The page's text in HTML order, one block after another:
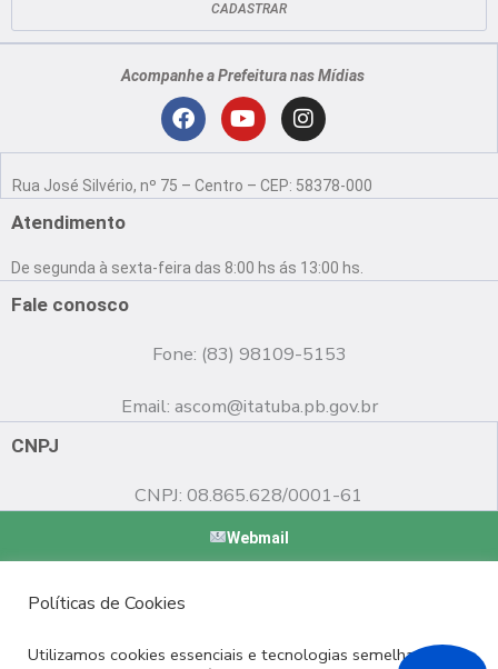
CADASTRAR
Acompanhe a Prefeitura nas Mídias
F
c
o
o
Y
u
b
e
I
n
s
g
r
Rua José Silvério, nº 75 – Centro – CEP: 58378-000
Atendimento
De segunda à sexta-feira das 8:00 hs ás 13:00 hs.
Fale conosco
Fone: (83) 98109-5153
Email: ascom@itatuba.pb.gov.br
CNPJ
CNPJ: 08.865.628/0001-61
Webmail
Políticas de Cookies
Utilizamos cookies essenciais e tecnologias semelhantes de